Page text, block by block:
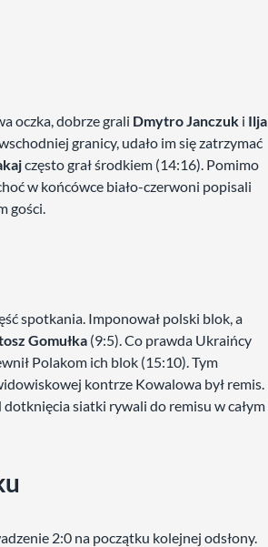
oczka, dobrze grali Dmytro Janczuk i Ilja
granicy, udało im się zatrzymać
często grał środkiem (14:16). Pomimo
w końcówce biało-czerwoni popisali
gości.
spotkania. Imponował polski blok, a
Gomułka (9:5). Co prawda Ukraińcy
Polakom ich blok (15:10). Tym
kontrze Kowalowa był remis.
siatki rywali do remisu w całym
2:0 na początku kolejnej odsłony.